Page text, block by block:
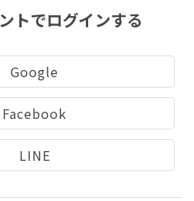
トでログインする
Google
Facebook
LINE